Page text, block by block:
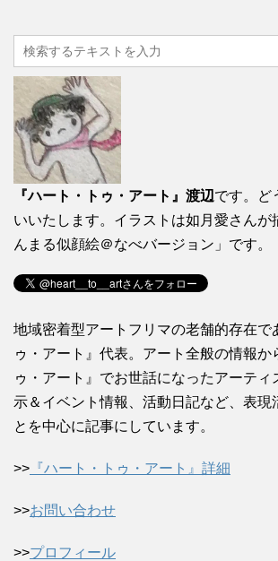
『ハート・トゥ・アート』渡辺です。ど
いいたします。イラストは如月愛さんが
んまる似顔絵＠なべバージョン」です。
地域密着型アートフリマの老舗的存在で
ゥ・アート』代表。アート全般の情報か
ゥ・アート』でお世話になったアーティ
示＆イベント情報、活動日記など、表現
とを中心に記事にしています。
>> 『ハート・トゥ・アート』詳細
>>お問い合わせ
>>プロフィール